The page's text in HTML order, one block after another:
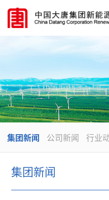
集团新闻 公司新闻 行业
集团新闻